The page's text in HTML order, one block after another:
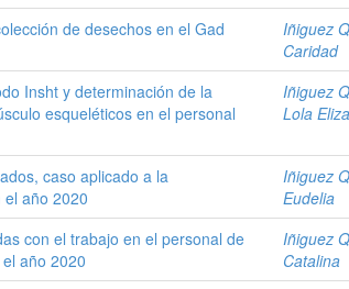
de desechos en el Gad
Iñiguez
Caridad
Insht y determinación de la
esqueléticos en el personal
Iñiguez
Lola
caso aplicado a la
año 2020
Iñiguez
Eudelia
con el trabajo en el personal de
año 2020
Iñiguez
Catalina